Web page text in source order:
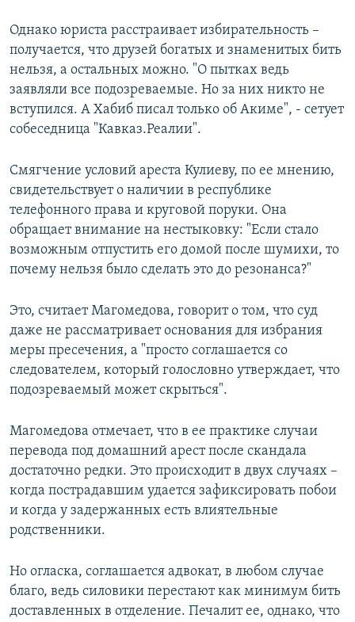
Однако юриста расстраивает избирательность –
получается, что друзей богатых и знаменитых бить
нельзя, а остальных можно. "О пытках ведь
заявляли все подозреваемые. Но за них никто не
вступился. А Хабиб писал только об Акиме", - сетует
собеседница "Кавказ.Реалии".
Смягчение условий ареста Кулиеву, по ее мнению,
свидетельствует о наличии в республике
телефонного права и круговой поруки. Она
обращает внимание на нестыковку: "Если стало
возможным отпустить его домой после шумихи, то
почему нельзя было сделать это до резонанса?"
Это, считает Магомедова, говорит о том, что суд
даже не рассматривает основания для избрания
меры пресечения, а "просто соглашается со
следователем, который голословно утверждает, что
подозреваемый может скрыться".
Магомедова отмечает, что в ее практике случаи
перевода под домашний арест после скандала
достаточно редки. Это происходит в двух случаях –
когда пострадавшим удается зафиксировать побои
и когда у задержанных есть влиятельные
родственники.
Но огласка, соглашается адвокат, в любом случае
благо, ведь силовики перестают как минимум бить
доставленных в отделение. Печалит ее, однако, что